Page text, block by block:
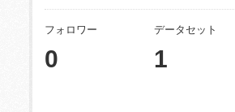
フォロワー
0
データセット
1